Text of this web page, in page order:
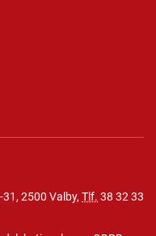
2500 Valby, Tlf. 38 32 33